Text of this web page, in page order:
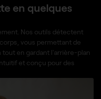
en quelques
Nos outils détectent
vous permettant de
en gardant l'arrière-plan
et conçu pour des